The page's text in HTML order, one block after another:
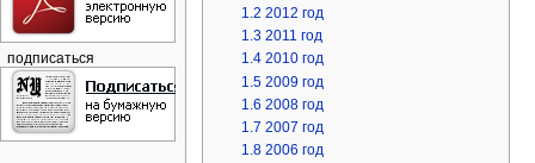
1.2 2012 год
1.3 2011 год
1.4 2010 год
1.5 2009 год
1.6 2008 год
1.7 2007 год
1.8 2006 год
подписаться